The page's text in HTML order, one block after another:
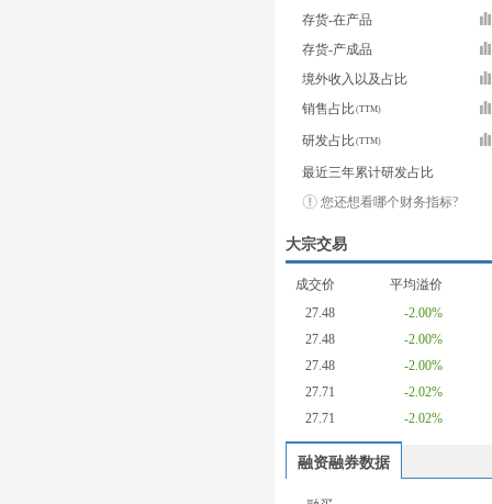
存货-在产品
存货-产成品
境外收入以及占比
销售占比
研发占比
最近三年累计研发占比
您还想看哪个财务指标?
大宗交易
成交价
平均溢价
27.48
-2.00%
27.48
-2.00%
27.48
-2.00%
27.71
-2.02%
27.71
-2.02%
融资融券数据